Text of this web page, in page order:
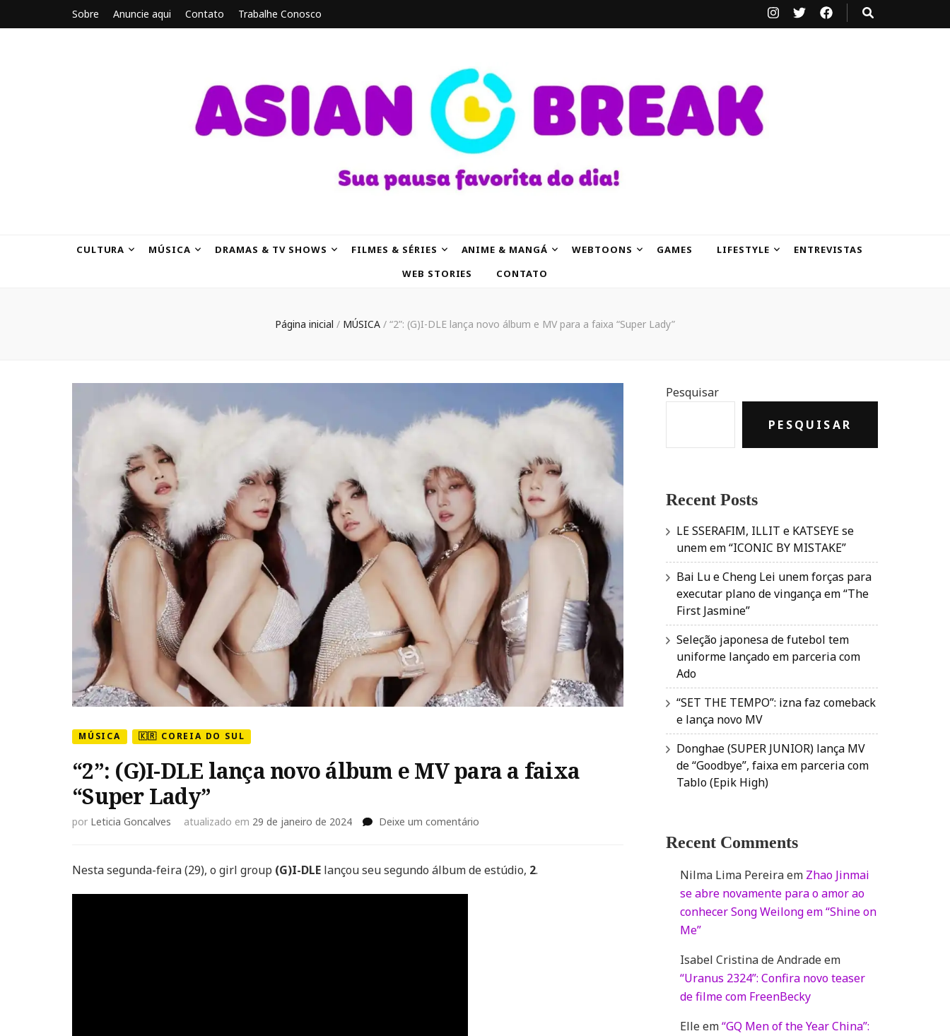
Sobre Anuncie aqui Contato Trabalhe Conosco
CULTURA MÚSICA DRAMAS & TV SHOWS FILMES & SÉRIES ANIME & MANGÁ WEBTOONS GAMES LIFESTYLE
ENTREVISTAS
WEB STORIES
CONTATO
Página inicial / MÚSICA / “2”: (G)I-DLE lança novo álbum e MV para a faixa “Super Lady”
MÚSICA 🇰🇷 COREIA DO SUL
“2”: (G)I-DLE lança novo álbum e MV para a faixa
“Super Lady”
por Leticia Goncalves atualizado em 29 de janeiro de 2024 Deixe um comentário
DLE
Nesta segunda-feira (29), o girl group (G)I-DLE lançou seu segundo álbum de estúdio, 2.
Pesquisar
PESQUISAR
Recent Posts
LE SSERAFIM, ILLIT e KATSEYE se
unem em “ICONIC BY MISTAKE”
Bai Lu e Cheng Lei unem forças para
executar plano de vingança em “The
First Jasmine”
Seleção japonesa de futebol tem
uniforme lançado em parceria com
Ado
“SET THE TEMPO”: izna faz comeback
e lança novo MV
Donghae (SUPER JUNIOR) lança MV
de “Goodbye”, faixa em parceria com
Tablo (Epik High)
Recent Comments
Nilma Lima Pereiraem Zhao Jinmai
se abre novamente para o amor ao
conhecer Song Weilong em “Shine on
Me”
Isabel Cristina de Andradeem
“Uranus 2324”: Confira novo teaser
de filme com FreenBecky
Elleem“GQ Men of the Year China”: